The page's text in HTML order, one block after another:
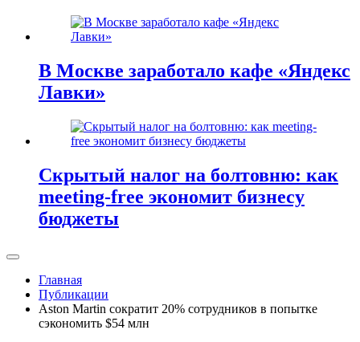
В Москве заработало кафе «Яндекс
Лавки»
Скрытый налог на болтовню: как
meeting-free экономит бизнесу
бюджеты
Главная
Публикации
Aston Martin сократит 20% сотрудников в попытке
сэкономить $54 млн